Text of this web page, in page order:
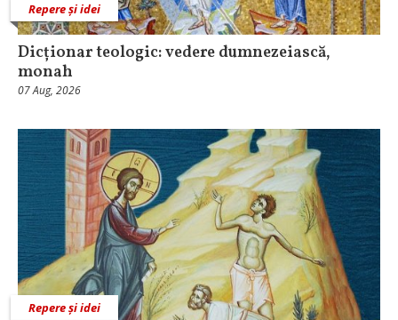
Repere și idei
Dicționar teologic: vedere dumnezeiască,
monah
07 Aug, 2026
Repere și idei